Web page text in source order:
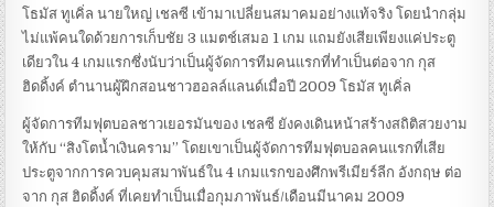
โธมัส ทูเคิ่ล นายใหญ่ เชลซี เข้ามาเปลี่ยนสมาคมอย่างแท้จริง โดยนำกลุ่ม
ไม่แพ้คนใดด้วยการเก็บชัย 3 แมตช์เสมอ 1 เกม แถมยังเสียเพียงแค่ประตู
เดียวใน 4 เกมแรกซึ่งนับว่าเป็นผู้จัดการทีมคนแรกที่ทำเป็นต่อจาก กุส
ฮิดดิ้งค์ ตำนานผู้ฝึกสอนชาวฮอลล์แลนด์เมื่อปี 2009 โธมัส ทูเคิ่ล
ผู้จัดการทีมฟุตบอลชาวเยอรมันของ เชลซี ยังคงเดินหน้าสร้างสถิติสวยงาม
ให้กับ “สิงโตน้ำเงินคราม” โดยเขาเป็นผู้จัดการทีมฟุตบอลคนแรกที่เสีย
ประตูจากการควบคุมสมาพันธ์ใน 4 เกมแรกของศึกพรีเมียร์ลีก อังกฤษ ต่อ
จาก กุส ฮิดดิ้งค์ ที่เคยทำเป็นเมื่อกุมภาพันธ์/เดือนมีนาคม 2009